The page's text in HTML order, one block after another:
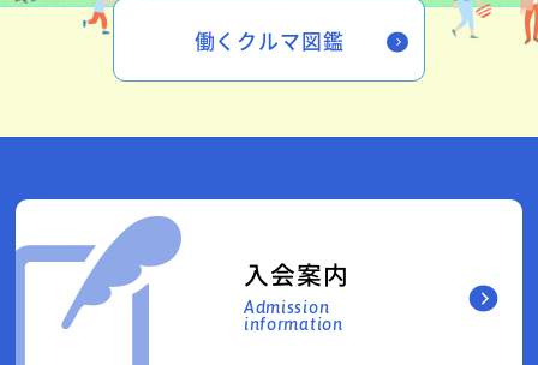
働くクルマ図鑑
入会案内
Admission
information